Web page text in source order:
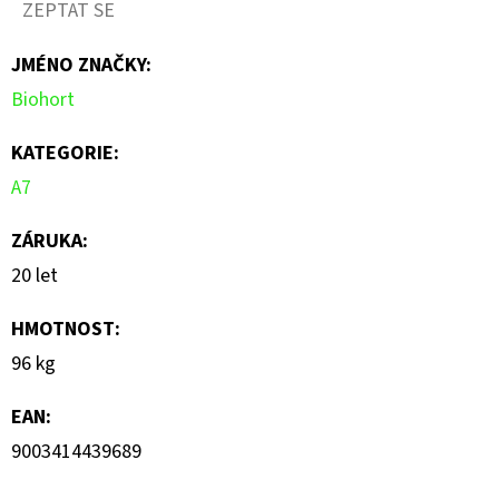
0,0
z
5
hvězdiček.
ZEPTAT SE
JMÉNO ZNAČKY:
Biohort
KATEGORIE:
A7
ZÁRUKA:
20 let
HMOTNOST:
96 kg
EAN:
9003414439689